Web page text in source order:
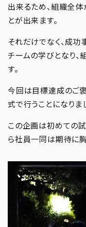
出来るため、組織全
とが出来ます。
それだけでなく、成
チームの学びとなり
す。
今回は目標達成のご
式で行うことになりま
この企画は初めての
ら社員一同は期待に